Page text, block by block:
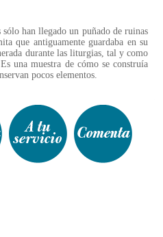
sólo han llegado un puñado de ruinas
que antiguamente guardaba en su
durante las liturgias, tal y como
una muestra de cómo se construía
pocos elementos.